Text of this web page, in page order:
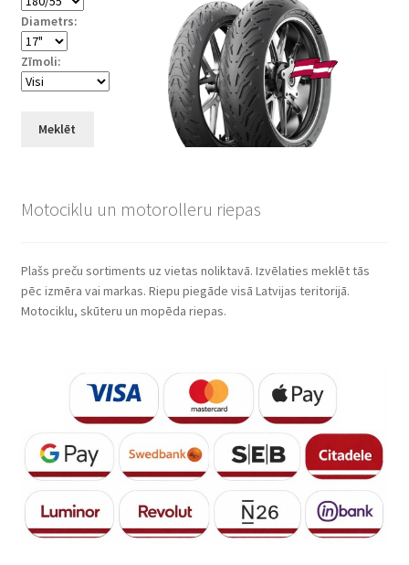
Diametrs:
Zīmoli:
Meklēt
Motociklu un motorolleru riepas
Plašs preču sortiments uz vietas noliktavā. Izvēlaties meklēt tās
pēc izmēra vai markas. Riepu piegāde visā Latvijas teritorijā.
Motociklu, skūteru un mopēda riepas.